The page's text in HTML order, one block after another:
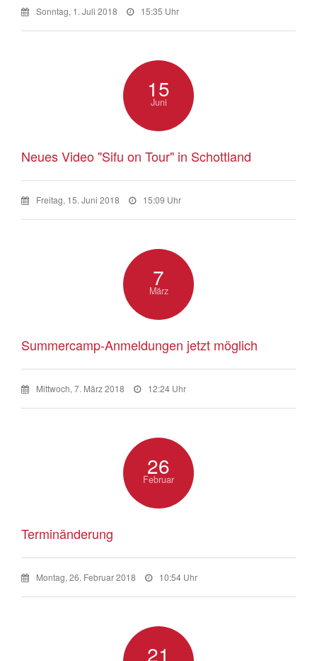
Sonntag, 1. Juli 2018 15:35 Uhr
15
Juni
Neues Video "Sifu on Tour" in Schottland
Freitag, 15. Juni 2018 15:09 Uhr
7
März
Summercamp-Anmeldungen jetzt möglich
Mittwoch, 7. März 2018 12:24 Uhr
26
Februar
Terminänderung
Montag, 26. Februar 2018 10:54 Uhr
21